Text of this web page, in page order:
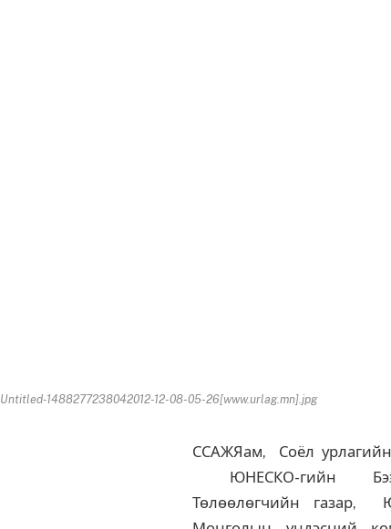
Untitled-1488277238042012-12-08-05-26[www.urlag.mn].jpg
ССАЖЯам, Соёл урлагийн
ЮНЕСКО-гийн
Төлөөлөгчийн газар,